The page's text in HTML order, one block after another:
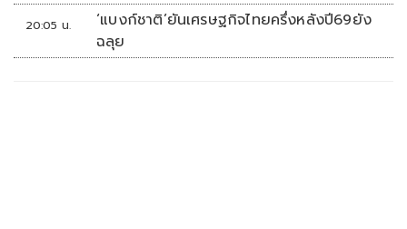
20:05 น.
‘แบงก์ชาติ’ยันเศรษฐกิจไทยครึ่งหลังปี69ยัง
ฉลุย